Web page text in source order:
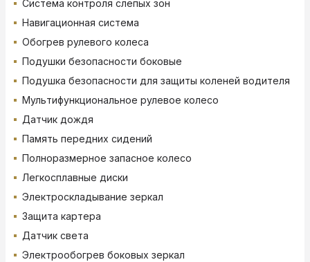
Система контроля слепых зон
Навигационная система
Обогрев рулевого колеса
Подушки безопасности боковые
Подушка безопасности для защиты коленей водителя
Мультифункциональное рулевое колесо
Датчик дождя
Память передних сидений
Полноразмерное запасное колесо
Легкосплавные диски
Электроскладывание зеркал
Защита картера
Датчик света
Электрообогрев боковых зеркал